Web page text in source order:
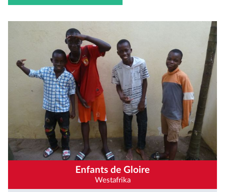
Enfants de Gloire
Westafrika